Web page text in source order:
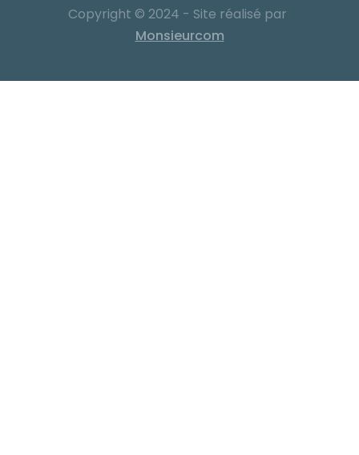
Copyright © 2024 - Site réalisé par
Monsieurcom